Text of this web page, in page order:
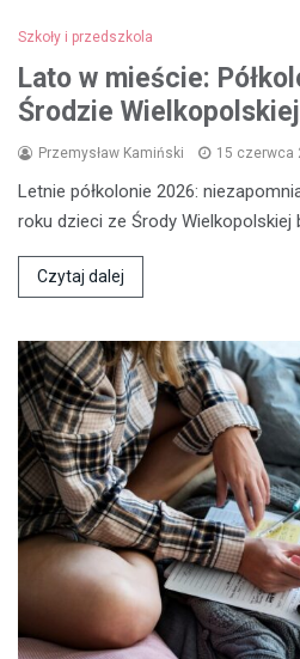
Szkoły i przedszkola
Lato w mieście:
Środzie Wielkopolskiej
Przemysław Kamiński 15 czerwca
Letnie półkolonie 2026:
roku dzieci ze Środy Wielkopolskiej
Czytaj dalej